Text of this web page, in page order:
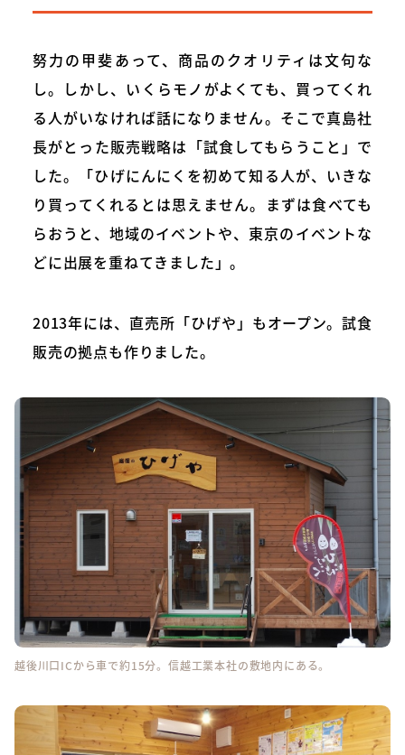
努力の甲斐あって、商品のクオリティは文句な
し。しかし、いくらモノがよくても、買ってくれ
る人がいなければ話になりません。そこで真島社
長がとった販売戦略は「試食してもらうこと」で
した。「ひげにんにくを初めて知る人が、いきな
り買ってくれるとは思えません。まずは食べても
らおうと、地域のイベントや、東京のイベントな
どに出展を重ねてきました」。
2013年には、直売所「ひげや」もオープン。試食
販売の拠点も作りました。
越後川口ICから車で約15分。信越工業本社の敷地内にある。